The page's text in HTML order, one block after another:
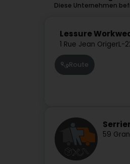
Diese Unternehmen
Lessure
1 Rue Jean OrigerL-
Route
59